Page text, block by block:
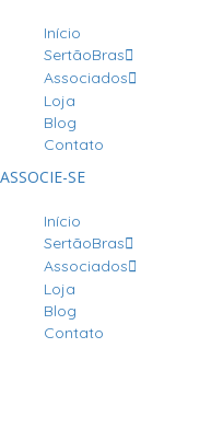
Início
SertãoBras
Associados
Loja
Blog
Contato
ASSOCIE-SE
Início
SertãoBras
Associados
Loja
Blog
Contato